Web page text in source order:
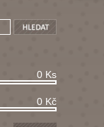
0 Ks
0 Kč